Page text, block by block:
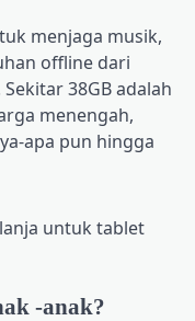
menjaga musik,
offline dari
38GB adalah
menengah,
apa pun hingga
untuk tablet
-anak?